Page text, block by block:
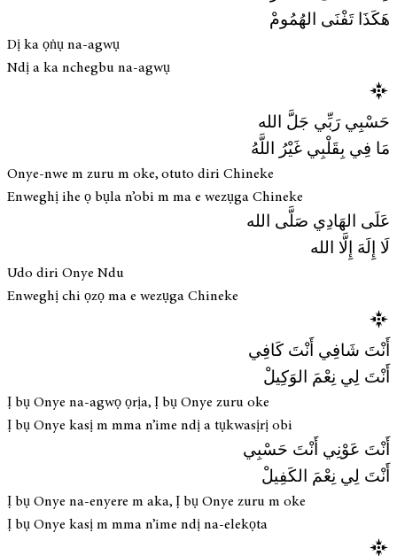
هَكَذَا تَفْنَى الهُمُومْ
Dị ka ọṅụ na-agwụ
Ndị a ka nchegbu na-agwụ
حَسْبِي رَبِّي جَلَّ الله
مَا فِي بِقَلْبِي غَيْرُ اللَّهُ
Onye-nwe m zuru m oke, otuto diri Chineke
Enweghị ihe ọ bụla n’obi m ma e wezụga Chineke
عَلَى الهَادِي صَلَّى الله
لَا إِلَهَ إِلَّا الله
Udo diri Onye Ndu
Enweghị chi ọzọ ma e wezụga Chineke
أَنْتَ شَافِي أَنْتَ كَافِي
أَنْتَ لِي نِعْمَ الوَكِيلْ
Ị bụ Onye na-agwọ ọrịa, Ị bụ Onye zuru oke
Ị bụ Onye kasị m mma n’ime ndị a tụkwasịrị obi
أَنْتَ عَوْنِي أَنْتَ حَسْبِي
أَنْتَ لِي نِعْمَ الكَفِيلْ
Ị bụ Onye na-enyere m aka, Ị bụ Onye zuru m oke
Ị bụ Onye kasị m mma n’ime ndị na-elekọta